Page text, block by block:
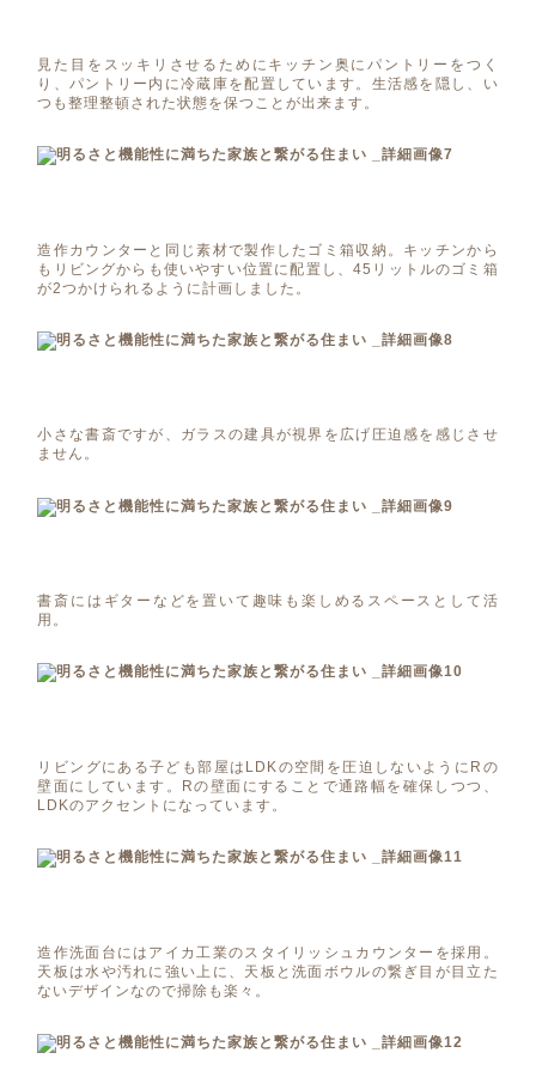
見た目をスッキリさせるためにキッチン奥にパントリーをつく
り、パントリー内に冷蔵庫を配置しています。生活感を隠し、い
つも整理整頓された状態を保つことが出来ます。
造作カウンターと同じ素材で製作したゴミ箱収納。キッチンから
もリビングからも使いやすい位置に配置し、45リットルのゴミ箱
が2つかけられるように計画しました。
小さな書斎ですが、ガラスの建具が視界を広げ圧迫感を感じさせ
ません。
書斎にはギターなどを置いて趣味も楽しめるスペースとして活
用。
リビングにある子ども部屋はLDKの空間を圧迫しないようにRの
壁面にしています。Rの壁面にすることで通路幅を確保しつつ、
LDKのアクセントになっています。
造作洗面台にはアイカ工業のスタイリッシュカウンターを採用。
天板は水や汚れに強い上に、天板と洗面ボウルの繋ぎ目が目立た
ないデザインなので掃除も楽々。